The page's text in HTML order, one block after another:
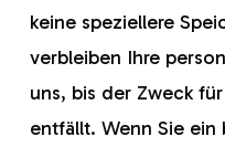
keine speziellere
verbleiben Ihre
uns, bis der Zweck
entfällt. Wenn Sie ein